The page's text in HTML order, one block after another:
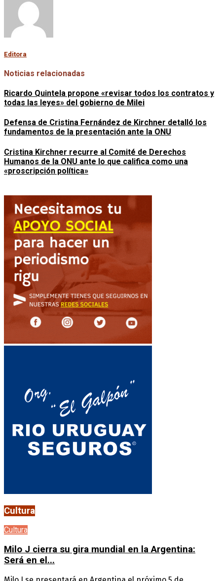
Editora
Noticias relacionadas
Ricardo Quintela propone «revisar todos los contratos y
todas las leyes» del gobierno de Milei
Defensa de Cristina Fernández de Kirchner detalló los
fundamentos de la presentación ante la ONU
Cristina Kirchner recurre al Comité de Derechos
Humanos de la ONU ante lo que califica como una
«proscripción política»
Cultura
Cultura
Milo J cierra su gira mundial en la Argentina:
Será en el...